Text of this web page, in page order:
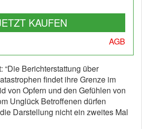
KAUFEN
AGB
“Die Berichterstattung über
findet ihre Grenze im
von Opfern und den Gefühlen von
Unglück Betroffenen dürfen
Darstellung nicht ein zweites Mal